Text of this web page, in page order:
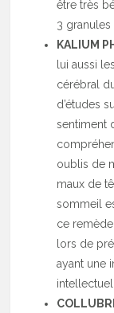
être très
3 granules
KALIUM
lui aussi
cérébral
d’études
sentiment
oublis de
maux de
sommeil
ce
lors de
ayant une